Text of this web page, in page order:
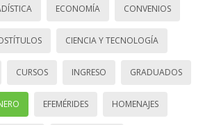
ECONOMÍA CONVENIOS
CIENCIA Y TECNOLOGÍA
CURSOS INGRESO GRADUADOS
EFEMÉRIDES HOMENAJES